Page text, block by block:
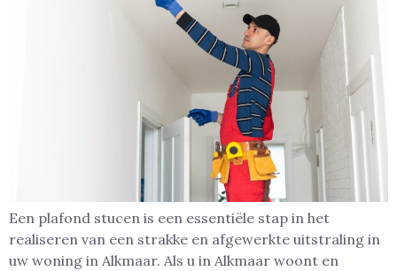
Een plafond stucen is een essentiële stap in het
realiseren van een strakke en afgewerkte uitstraling in
uw woning in Alkmaar. Als u in Alkmaar woont en